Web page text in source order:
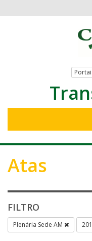
Atas
FILTRO
Plenária Sede AM